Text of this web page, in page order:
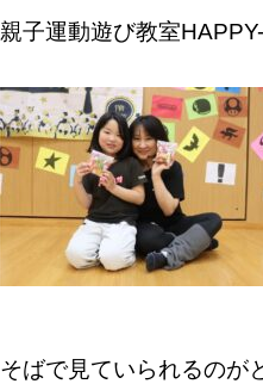
親子運動遊び教室
そばで見ていられるのが